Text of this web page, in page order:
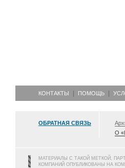
КОНТАКТЫ ПОМОЩЬ
ОБРАТНАЯ СВЯЗЬ
О
МАТЕРИАЛЫ С ТАКОЙ МЕТКОЙ,
КОМПАНИЙ ОПУБЛИКОВАНЫ НА